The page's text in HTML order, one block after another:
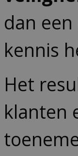
dan
kennis
Het
klanten